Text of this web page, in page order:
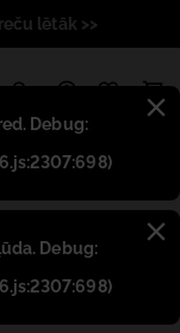
Debug:
Debug:
lētāk >>